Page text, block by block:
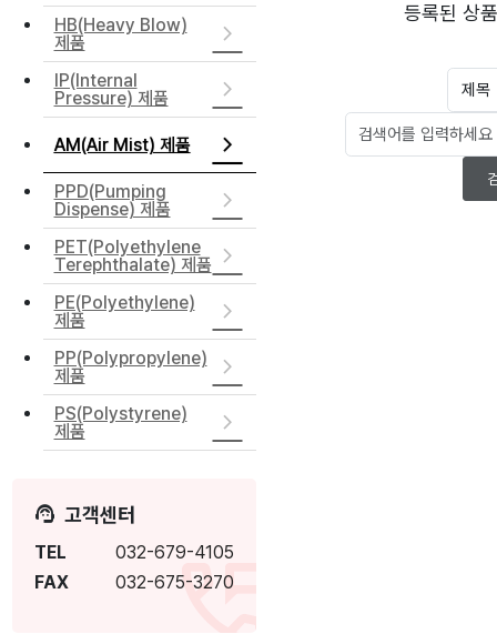
HB(Heavy Blow)
제품
IP(Internal
Pressure) 제품
AM(Air Mist) 제품
PPD(Pumping
Dispense) 제품
PET(Polyethylene
Terephthalate) 제품
PE(Polyethylene)
제품
PP(Polypropylene)
제품
PS(Polystyrene)
제품
고객센터
TEL
032-679-4105
FAX
032-675-3270
등록된 상